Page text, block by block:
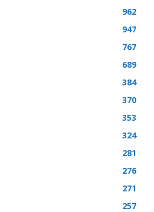
962
947
767
689
384
370
353
324
281
276
271
257